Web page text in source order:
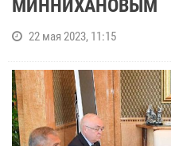
МИННИХАНОВЫМ
22 мая 2023, 11:15